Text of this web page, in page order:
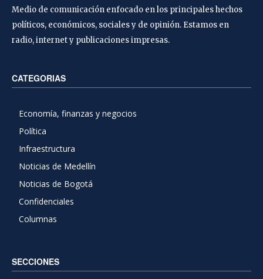
Medio de comunicación enfocado en los principales hechos
políticos, económicos, sociales y de opinión. Estamos en
radio, internet y publicaciones impresas.
CATEGORIAS
Economía, finanzas y negocios
Política
Infraestructura
Noticias de Medellín
Noticias de Bogotá
Confidenciales
Columnas
SECCIONES